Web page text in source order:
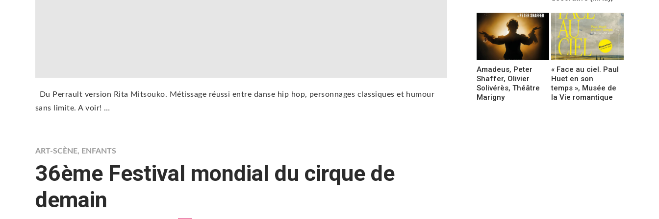
Du Perrault version Rita Mitsouko. Métissage réussi entre danse hip hop, personnages classiques et humour
sans limite. A voir! …
ART-SCÈNE, ENFANTS
36ème Festival mondial du cirque de
demain
Amadeus, Peter
Shaffer, Olivier
Solivérès, Théâtre
Marigny
« Face au ciel. Paul
Huet en son
temps », Musée de
la Vie romantique